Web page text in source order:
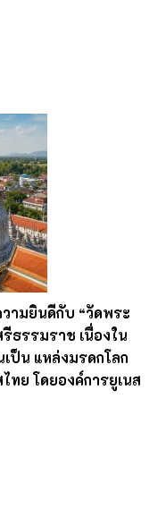
ามยินดีกับ “วัดพระ
ธรรมราช เนื่องใน
ป็น แหล่งมรดกโลก
ย โดยองค์การยูเนส